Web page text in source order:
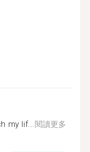
my lif... 閱讀更多